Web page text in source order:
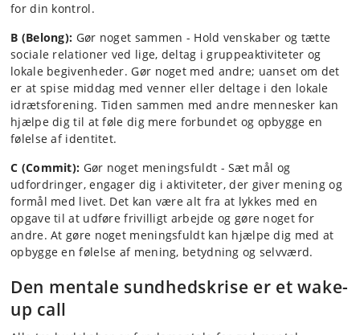
for din kontrol.
B (Belong): Gør noget sammen - Hold venskaber og tætte
sociale relationer ved lige, deltag i gruppeaktiviteter og
lokale begivenheder. Gør noget med andre; uanset om det
er at spise middag med venner eller deltage i den lokale
idrætsforening. Tiden sammen med andre mennesker kan
hjælpe dig til at føle dig mere forbundet og opbygge en
følelse af identitet.
C (Commit): Gør noget meningsfuldt - Sæt mål og
udfordringer, engager dig i aktiviteter, der giver mening og
formål med livet. Det kan være alt fra at lykkes med en
opgave til at udføre frivilligt arbejde og gøre noget for
andre. At gøre noget meningsfuldt kan hjælpe dig med at
opbygge en følelse af mening, betydning og selvværd.
Den mentale sundhedskrise er et wake-
up call